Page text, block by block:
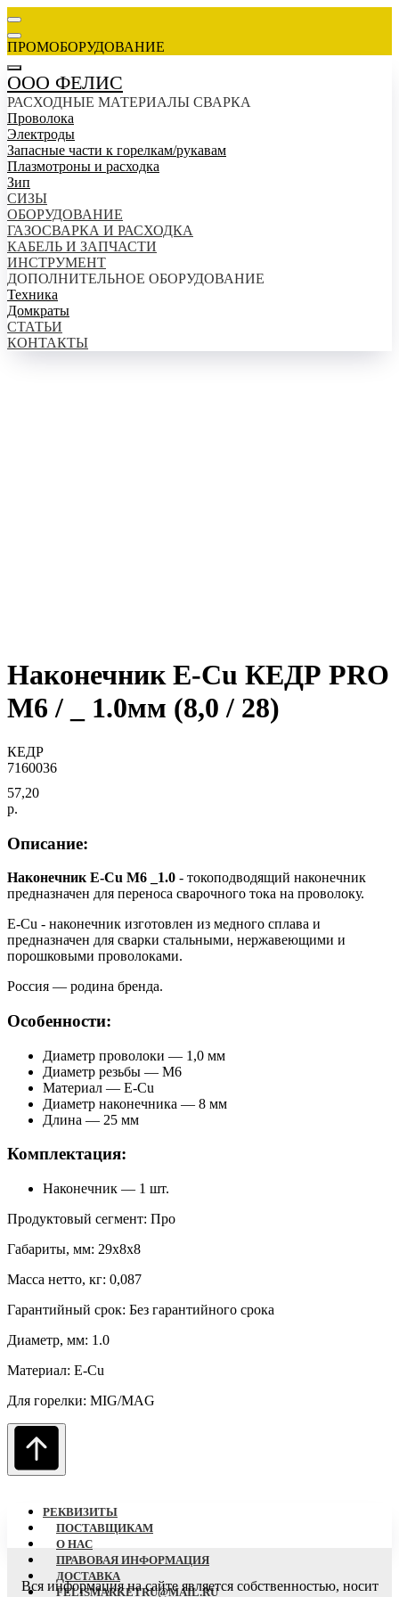
ПРОМОБОРУДОВАНИЕ
ООО ФЕЛИС
РАСХОДНЫЕ МАТЕРИАЛЫ СВАРКА
Проволока
Электроды
Запасные части к горелкам/рукавам
Плазмотроны и расходка
Зип
СИЗЫ
ОБОРУДОВАНИЕ
ГАЗОСВАРКА И РАСХОДКА
КАБЕЛЬ И ЗАПЧАСТИ
ИНСТРУМЕНТ
ДОПОЛНИТЕЛЬНОЕ ОБОРУДОВАНИЕ
Техника
Домкраты
СТАТЬИ
КОНТАКТЫ
Наконечник E-Cu КЕДР PRO
М6 / _ 1.0мм (8,0 / 28)
КЕДР
7160036
57,20
р.
Описание:
Наконечник E-Cu M6 _1.0 - токоподводящий наконечник
предназначен для переноса сварочного тока на проволоку.
E-Cu - наконечник изготовлен из медного сплава и
предназначен для сварки стальными, нержавеющими и
порошковыми проволоками.
Россия — родина бренда.
Особенности:
Диаметр проволоки — 1,0 мм
Диаметр резьбы — М6
Материал — E-Cu
Диаметр наконечника — 8 мм
Длина — 25 мм
Комплектация:
Наконечник — 1 шт.
Продуктовый сегмент: Про
Габариты, мм: 29х8х8
Масса нетто, кг: 0,087
Гарантийный срок: Без гарантийного срока
Диаметр, мм: 1.0
Материал: E-Cu
Для горелки: MIG/MAG
РЕКВИЗИТЫ
ПОСТАВЩИКАМ
О НАC
ПРАВОВАЯ ИНФОРМАЦИЯ
ДОСТАВКА
FELISMARKETRU@MAIL.RU
Вся информация на сайте является собственностью, носит